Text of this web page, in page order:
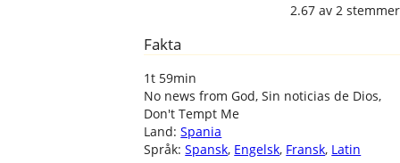
2.67av 2 stemmer
Fakta
1t 59min
No news from God, Sin noticias de Dios,
Don't Tempt Me
Land:Spania
Språk:Spansk, Engelsk, Fransk, Latin